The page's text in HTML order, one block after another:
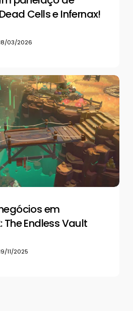
Cells e Infernax!
03/2026
em
The Endless Vault
11/2025